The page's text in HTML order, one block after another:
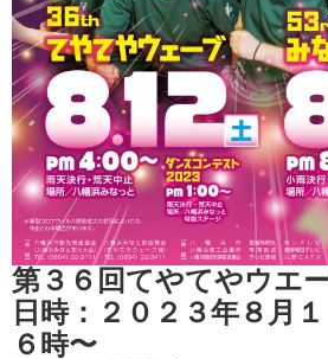
第３６回てやてやウエ
日時：２０２３年８月１
６時〜